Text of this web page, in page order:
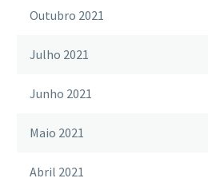
Outubro 2021
Julho 2021
Junho 2021
Maio 2021
Abril 2021